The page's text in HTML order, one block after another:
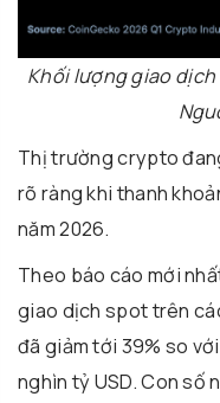
Khối lượng giao dịch
Thị trường crypto
rõ ràng khi thanh
năm 2026.
Theo báo cáo mới
giao dịch spot trên
đã giảm tới 39% so
nghìn tỷ USD. Con số